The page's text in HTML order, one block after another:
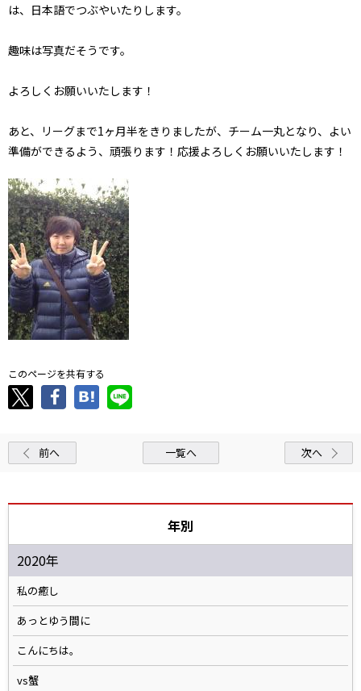
は、日本語でつぶやいたりします。
趣味は写真だそうです。
よろしくお願いいたします！
あと、リーグまで1ヶ月半をきりましたが、チーム一丸となり、よい
準備ができるよう、頑張ります！応援よろしくお願いいたします！
このページを共有する
前へ 一覧へ 次へ
年別
2020年
私の癒し
あっとゆう間に
こんにちは。
vs蟹